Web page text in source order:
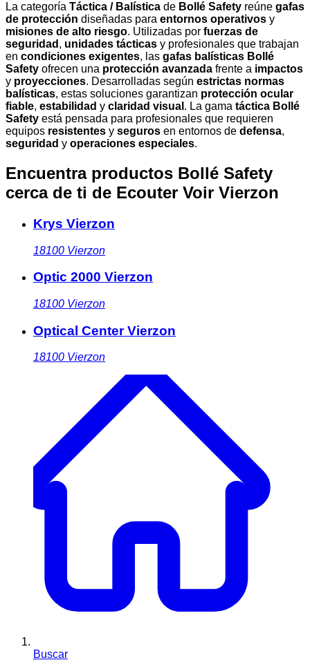
La categoría Táctica / Balística de Bollé Safety reúne gafas
de protección diseñadas para entornos operativos y
misiones de alto riesgo. Utilizadas por fuerzas de
seguridad , unidades tácticas y profesionales que trabajan
en condiciones exigentes, las gafas balísticas Bollé
Safety ofrecen una protección avanzada frente a impactos
y proyecciones. Desarrolladas según estrictas normas
balísticas, estas soluciones garantizan protección ocular
fiable, estabilidad y claridad visual . La gama táctica Bollé
Safety está pensada para profesionales que requieren
equipos resistentes y seguros en entornos de defensa,
seguridad y operaciones especiales.
Encuentra productos Bollé Safety
cerca de ti de Ecouter Voir Vierzon
Krys Vierzon
18100 Vierzon
Optic 2000 Vierzon
18100 Vierzon
Optical Center Vierzon
18100 Vierzon
Buscar